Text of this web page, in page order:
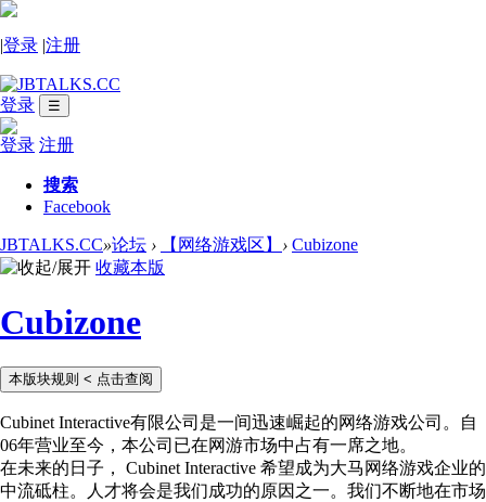
|登录 |注册
登录 ☰
登录 注册
搜索
Facebook
JBTALKS.CC»论坛 › 【网络游戏区】 › Cubizone
收藏本版
Cubizone
本版块规则 < 点击查阅
Cubinet Interactive有限公司是一间迅速崛起的网络游戏公司。自
06年营业至今，本公司已在网游市场中占有一席之地。
在未来的日子， Cubinet Interactive 希望成为大马网络游戏企业的
中流砥柱。人才将会是我们成功的原因之一。我们不断地在市场